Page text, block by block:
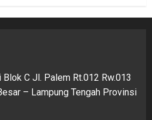
C Jl. Palem Rt.012 Rw.013
– Lampung Tengah Provinsi